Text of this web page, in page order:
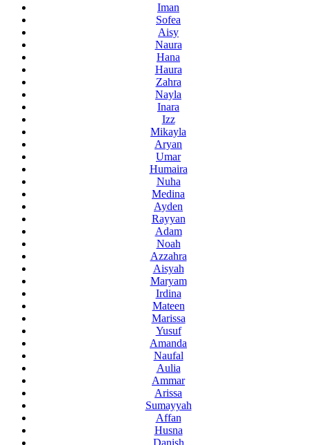
Iman
Sofea
Aisy
Naura
Hana
Haura
Zahra
Nayla
Inara
Izz
Mikayla
Aryan
Umar
Humaira
Nuha
Medina
Ayden
Rayyan
Adam
Noah
Azzahra
Aisyah
Maryam
Irdina
Mateen
Marissa
Yusuf
Amanda
Naufal
Aulia
Ammar
Arissa
Sumayyah
Affan
Husna
Danish